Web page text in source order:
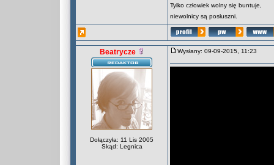
Tylko człowiek wolny się buntuje,
niewolnicy są posłuszni.
Beatrycze
Dołączyła: 11 Lis 2005
Skąd: Legnica
Wysłany: 09-09-2015, 11:23